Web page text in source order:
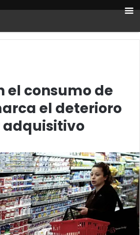
el consumo de
el deterioro
adquisitivo